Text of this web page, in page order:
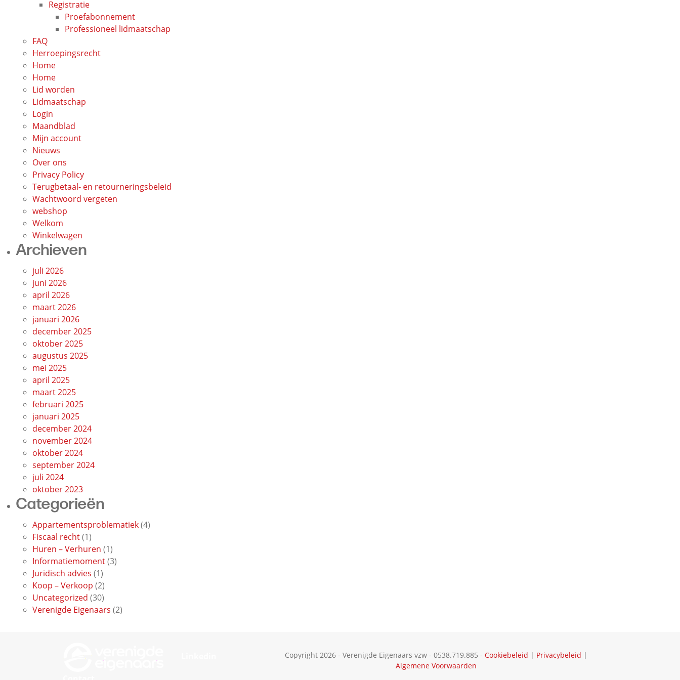
Registratie
Proefabonnement
Professioneel lidmaatschap
FAQ
Herroepingsrecht
Home
Home
Lid worden
Lidmaatschap
Login
Maandblad
Mijn account
Nieuws
Over ons
Privacy Policy
Terugbetaal- en retourneringsbeleid
Wachtwoord vergeten
webshop
Welkom
Winkelwagen
Archieven
juli 2026
juni 2026
april 2026
maart 2026
januari 2026
december 2025
oktober 2025
augustus 2025
mei 2025
april 2025
maart 2025
februari 2025
januari 2025
december 2024
november 2024
oktober 2024
september 2024
juli 2024
oktober 2023
Categorieën
Appartementsproblematiek(4)
Fiscaal recht(1)
Huren – Verhuren (1)
Informatiemoment(3)
Juridisch advies (1)
Koop – Verkoop (2)
Uncategorized (30)
Verenigde Eigenaars (2)
Copyright 2026 - Verenigde Eigenaars vzw - 0538.719.885 - Cookiebeleid | Privacybeleid |
Algemene Voorwaarden